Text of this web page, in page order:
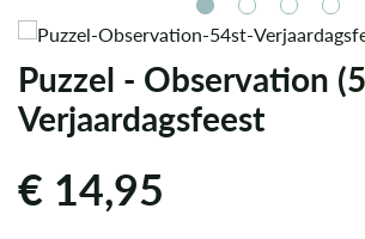
Puzzel - Observation
Verjaardagsfeest
€ 14,95